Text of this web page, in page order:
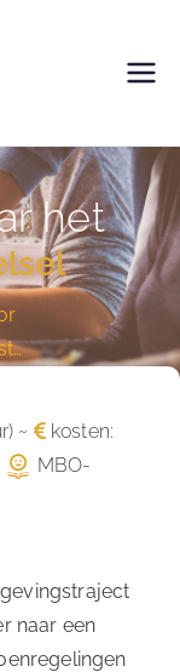
het
~
kosten:
MBO-
naar een